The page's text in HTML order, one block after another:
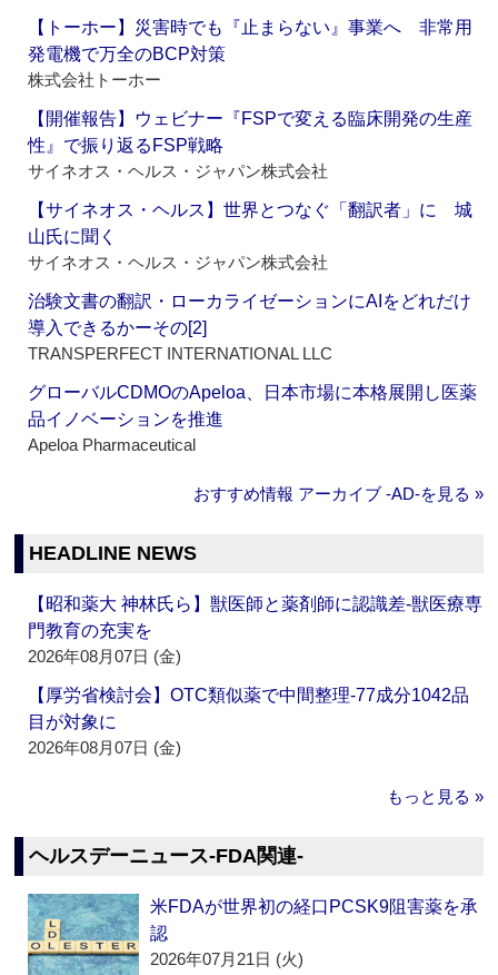
【トーホー】災害時でも『止まらない』事業へ 非常用
発電機で万全のBCP対策
株式会社トーホー
【開催報告】ウェビナー『FSPで変える臨床開発の生産
性』で振り返るFSP戦略
サイネオス・ヘルス・ジャパン株式会社
【サイネオス・ヘルス】世界とつなぐ「翻訳者」に 城
山氏に聞く
サイネオス・ヘルス・ジャパン株式会社
治験文書の翻訳・ローカライゼーションにAIをどれだけ
導入できるかーその[2]
TRANSPERFECT INTERNATIONAL LLC
グローバルCDMOのApeloa、日本市場に本格展開し医薬
品イノベーションを推進
Apeloa Pharmaceutical
おすすめ情報 アーカイブ ‐AD‐を見る »
HEADLINE NEWS
【昭和薬大 神林氏ら】獣医師と薬剤師に認識差‐獣医療専
門教育の充実を
2026年08月07日 (金)
【厚労省検討会】OTC類似薬で中間整理‐77成分1042品
目が対象に
2026年08月07日 (金)
もっと見る »
ヘルスデーニュース‐FDA関連‐
米FDAが世界初の経口PCSK9阻害薬を承
認
2026年07月21日 (火)